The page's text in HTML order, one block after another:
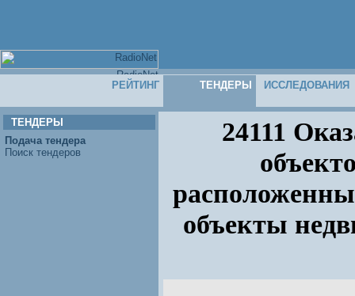
РЕЙТИНГ ТЕНДЕРЫ ИССЛЕДОВАНИЯ
ТЕНДЕРЫ
Подача тендера
Поиск тендеров
24111
объекты